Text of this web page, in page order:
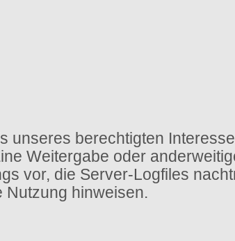
unseres berechtigten
Weitergabe oder
vor, die Server-Logfiles
Nutzung hinweisen.